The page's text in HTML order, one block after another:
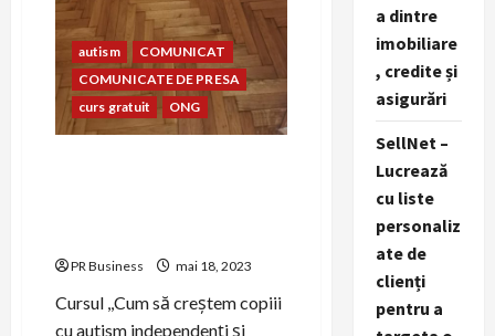
autism
COMUNICAT
COMUNICATE DE PRESA
curs gratuit
ONG
PR Business mai 18, 2023
Cursul ,,Cum să creștem copiii
cu autism independenți și
a dintre
imobiliare
, credite și
asigurări
SellNet –
Lucrează
cu liste
personaliz
ate de
clienți
pentru a